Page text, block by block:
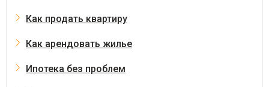
Как продать квартиру
Как арендовать жилье
Ипотека без проблем